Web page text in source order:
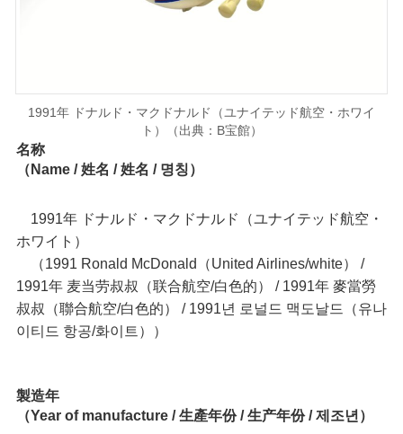
1991年 ドナルド・マクドナルド（ユナイテッド航空・ホワイ
ト）（出典：B宝館）
名称
（Name / 姓名 / 姓名 / 명칭）
1991年 ドナルド・マクドナルド（ユナイテッド航空・
ホワイト）
（1991 Ronald McDonald（United Airlines/white） /
1991年 麦当劳叔叔（联合航空/白色的） / 1991年 麥當勞
叔叔（聯合航空/白色的） / 1991년 로널드 맥도날드（유나
이티드 항공/화이트））
製造年
（Year of manufacture / 生產年份 / 生产年份 / 제조년）